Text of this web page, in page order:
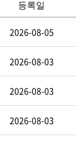
등록일
2026-08-05
2026-08-03
2026-08-03
2026-08-03